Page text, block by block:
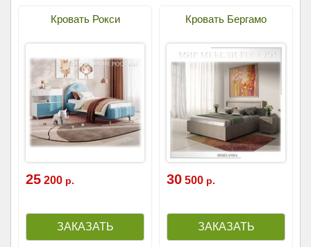
Кровать Рокси
25 200 р.
Кровать Бергамо
30 500 р.